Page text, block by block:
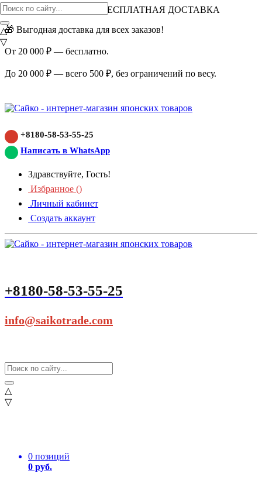
ВНИМАНИЕ АКЦИЯ!
БЕСПЛАТНАЯ ДОСТАВКА
🎁 Выгодная доставка для всех заказов!
От 20 000 ₽ — бесплатно.
До 20 000 ₽ — всего 500 ₽, без ограничений по весу.
+8180-58-53-55-25
Написать в WhatsApp
Здравствуйте, Гость!
Избранное ()
Личный кабинет
Создать аккаунт
+8180-58-53-55-25
info@saikotrade.com
△
▽
0 позиций
0 руб.
△
▽